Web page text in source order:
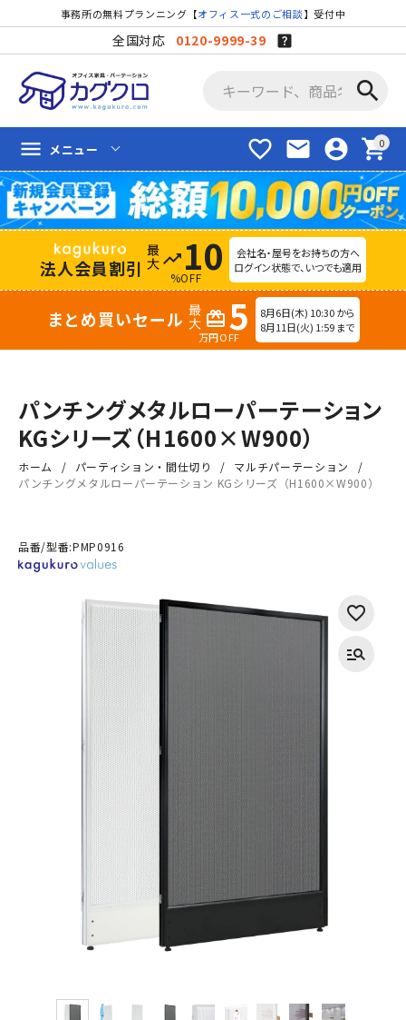
事務所の無料プランニング【オフィス一式のご相談】受付中
全国対応 0120-9999-39
search
favorite_border mail account_circle shopping_cart
menu メニュー
法人会員割引 trending_up 10
%OFF
会社名・屋号をお持ちの方へ
ログイン状態で、いつでも適用
まとめ買いセール redeem 5
万円OFF
8月6日(木) 10:30 から
8月11日(火) 1:59 まで
パンチングメタルローパーテーション
KGシリーズ（H1600×W900）
ホーム パーティション・間仕切り
マルチパーテーション
パンチングメタルローパーテーション KGシリーズ（H1600×W900）
品番/型番:PMP0916